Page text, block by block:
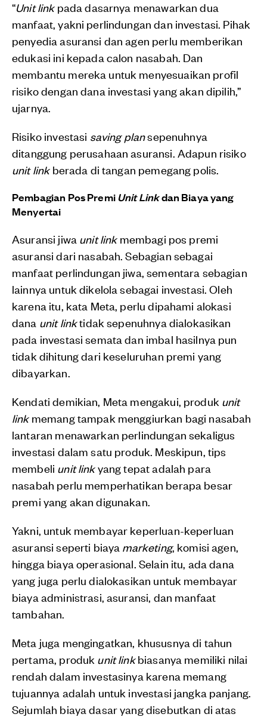
“Unit linkpada dasarnya menawarkan dua
manfaat, yakni perlindungan dan investasi. Pihak
penyedia asuransi dan agen perlu memberikan
edukasi ini kepada calon nasabah. Dan
membantu mereka untuk menyesuaikan profil
risiko dengan dana investasi yang akan dipilih,”
ujarnya.
Risiko investasi saving plansepenuhnya
ditanggung perusahaan asuransi. Adapun risiko
unit linkberada di tangan pemegang polis.
Pembagian Pos PremiUnit Linkdan Biaya yang
Menyertai
Asuransi jiwa unit linkmembagi pos premi
asuransi dari nasabah. Sebagian sebagai
manfaat perlindungan jiwa, sementara sebagian
lainnya untuk dikelola sebagai investasi. Oleh
karena itu, kata Meta, perlu dipahami alokasi
dana unit linktidak sepenuhnya dialokasikan
pada investasi semata dan imbal hasilnya pun
tidak dihitung dari keseluruhan premi yang
dibayarkan.
Kendati demikian, Meta mengakui, produk unit
linkmemang tampak menggiurkan bagi nasabah
lantaran menawarkan perlindungan sekaligus
investasi dalam satu produk. Meskipun, tips
membeli unit linkyang tepat adalah para
nasabah perlu memperhatikan berapa besar
premi yang akan digunakan.
Yakni, untuk membayar keperluan-keperluan
asuransi seperti biaya marketing, komisi agen,
hingga biaya operasional. Selain itu, ada dana
yang juga perlu dialokasikan untuk membayar
biaya administrasi, asuransi, dan manfaat
tambahan.
Meta juga mengingatkan, khususnya di tahun
pertama, produk unit linkbiasanya memiliki nilai
rendah dalam investasinya karena memang
tujuannya adalah untuk investasi jangka panjang.
Sejumlah biaya dasar yang disebutkan di atas